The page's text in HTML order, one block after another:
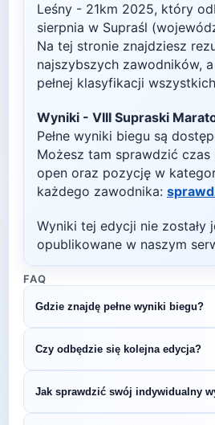
Leśny - 21km 2025, który
sierpnia w Supraśl
Na tej stronie znajdziesz
najszybszych zawodników,
pełnej klasyfikacji
Wyniki - VIII Supraski
Pełne wyniki biegu są
Możesz tam sprawdzić czas
open oraz pozycję w
każdego zawodnika:
Wyniki tej edycji nie zostały
opublikowane w naszym
FAQ
Gdzie znajdę pełne wyniki biegu?
stronie internetowej lub na
LiveTracking, RunnerSpace
Czy odbędzie się kolejna edycja?
Śledź stronę organizatora lub
by być na bieżąco z datą
Jak sprawdzić swój indywidualny